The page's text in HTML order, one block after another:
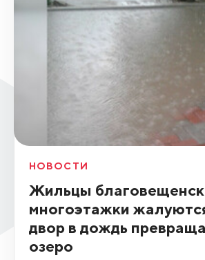
НОВОСТИ
Жильцы
многоэтажки
двор в дождь
озеро